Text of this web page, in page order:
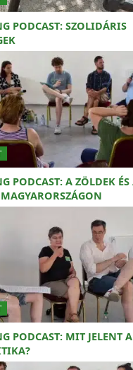
PODCAST: SZOLIDÁRIS
PODCAST: A ZÖLDEK ÉS
PODCAST: MIT JELENT